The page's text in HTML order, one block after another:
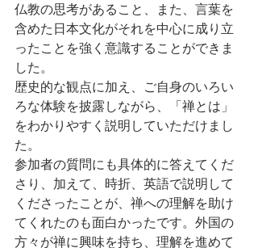
仏教の思考があること、また、言葉を
含めた日本文化がそれを中心に成り立
ったことを強く意識することができま
した。
歴史的な観点に加え、ご自身のいろい
ろな体験を披露しながら、「禅とは」
をわかりやすく説明していただけまし
た。
参加者の質問にも具体的に答えてくだ
さり、加えて、時折、英語で説明して
くださったことが、禅への理解を助け
てくれたのも面白かったです。外国の
方々が禅に興味を持ち、理解を進めて